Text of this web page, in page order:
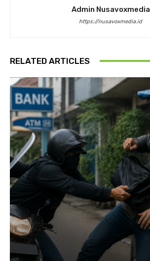
Admin Nusavoxmedia
https://nusavoxmedia.id
RELATED ARTICLES